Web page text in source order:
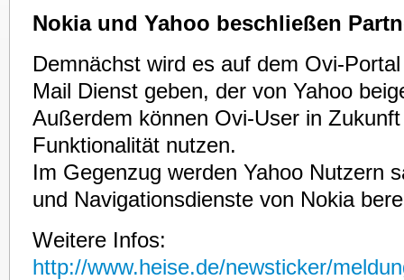
Nokia und Yahoo beschließen
Demnächst wird es auf dem Ovi-
Mail Dienst geben, der von Yahoo
Außerdem können Ovi-User in
Funktionalität nutzen.
Im Gegenzug werden Yahoo Nutzern
und Navigationsdienste von Nokia
Weitere Infos:
http://www.heise.de/newsticker/